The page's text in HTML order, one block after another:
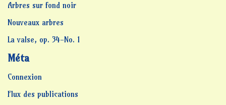
Arbres sur fond noir
Nouveaux arbres
La valse, op. 34-No. 1
Méta
Connexion
Flux des publications